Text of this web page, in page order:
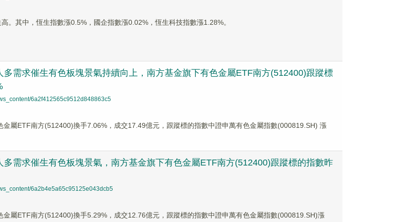
。其中，恆生指數漲0.5%，國企指數漲0.02%，恆生科技指數漲1.28%。
多需求催生有色板塊景氣持續向上，南方基金旗下有色金屬ETF南方(512400)跟蹤標
6a2f412565c9512d848863c5
金屬ETF南方(512400)換手7.06%，成交17.49億元，跟蹤標的指數中證申萬有色金屬指數(000819.SH) 漲
多需求催生有色板塊景氣，南方基金旗下有色金屬ETF南方(512400)跟蹤標的指數昨
6a2b4e5a65c95125e043dcb5
金屬ETF南方(512400)換手5.29%，成交12.76億元，跟蹤標的指數中證申萬有色金屬指數(000819.SH)漲